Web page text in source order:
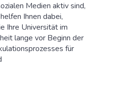
Medien aktiv sind,
Ihnen dabei,
Ihre Universität im
lange vor Beginn der
für